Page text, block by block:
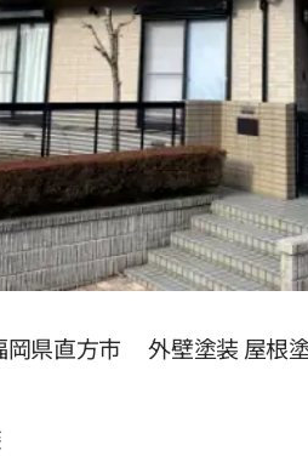
岡県直方市 外壁塗装 屋根